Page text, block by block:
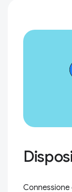
Connessione